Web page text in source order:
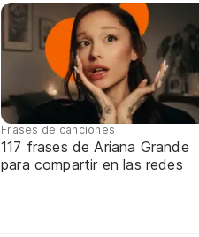
Frases de canciones
117 frases de Ariana Grande
para compartir en las redes